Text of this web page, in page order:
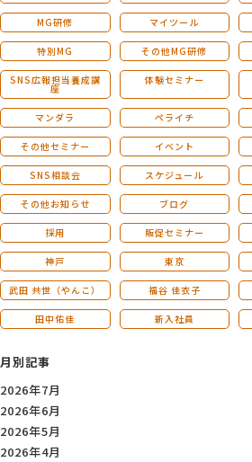
MG研修 マイツール
特別MG その他MG研修
SNS広報担当養成講
座
体験セミナー
マンダラ ペライチ
その他セミナー イベント
SNS相談会 スケジュール
その他お知らせ ブログ
採用 販促セミナー
神戸 東京
武田 共世（やんこ） 福谷 佳衣子
田中佑佳 新入社員
月別記事
2026年7月
2026年6月
2026年5月
2026年4月